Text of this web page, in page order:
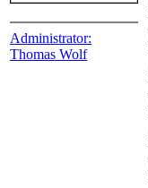
Administrator:
Thomas Wolf